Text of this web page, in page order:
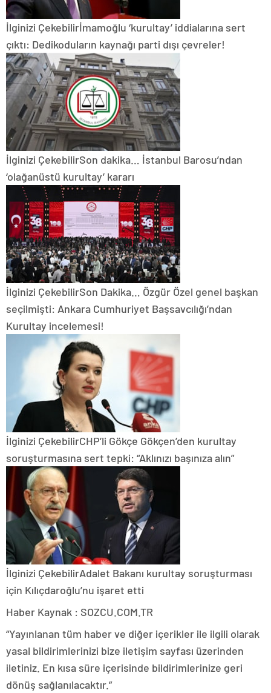
İlginizi Çekebilirİmamoğlu ‘kurultay’ iddialarına sert
çıktı: Dedikoduların kaynağı parti dışı çevreler!
İlginizi ÇekebilirSon dakika… İstanbul Barosu’ndan
‘olağanüstü kurultay’ kararı
İlginizi ÇekebilirSon Dakika… Özgür Özel genel başkan
seçilmişti: Ankara Cumhuriyet Başsavcılığı’ndan
Kurultay incelemesi!
İlginizi ÇekebilirCHP’li Gökçe Gökçen’den kurultay
soruşturmasına sert tepki: “Aklınızı başınıza alın”
İlginizi ÇekebilirAdalet Bakanı kurultay soruşturması
için Kılıçdaroğlu’nu işaret etti
Haber Kaynak : SOZCU.COM.TR
“Yayınlanan tüm haber ve diğer içerikler ile ilgili olarak
yasal bildirimlerinizi bize iletişim sayfası üzerinden
iletiniz. En kısa süre içerisinde bildirimlerinize geri
dönüş sağlanılacaktır.”